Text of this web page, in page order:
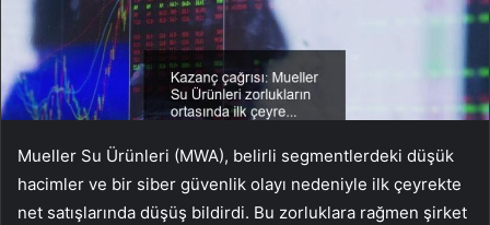
Mueller Su Ürünleri (MWA), belirli segmentlerdeki düşük
hacimler ve bir siber güvenlik olayı nedeniyle ilk çeyrekte
net satışlarında düşüş bildirdi. Bu zorluklara rağmen şirket